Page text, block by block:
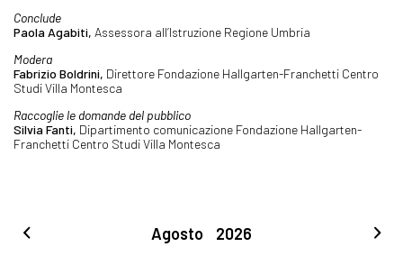
Conclude
Paola Agabiti, Assessora all’Istruzione Regione Umbria
Modera
Fabrizio Boldrini, Direttore Fondazione Hallgarten-Franchetti Centro
Studi Villa Montesca
Raccoglie le domande del pubblico
Silvia Fanti, Dipartimento comunicazione Fondazione Hallgarten-
Franchetti Centro Studi Villa Montesca
Agosto 2026